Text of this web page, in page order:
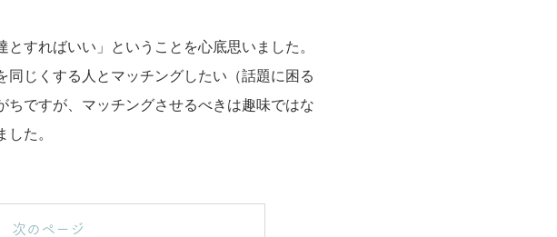
すればいい」ということを心底思いました。
同じくする人とマッチングしたい（話題に困る
ちですが、マッチングさせるべきは趣味ではな
た。
次のページ